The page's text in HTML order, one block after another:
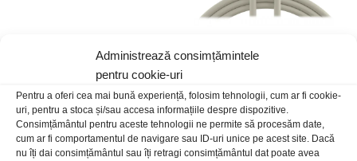
Administrează consimțămintele
pentru cookie-uri
Pentru a oferi cea mai bună experiență, folosim tehnologii, cum ar fi cookie-
uri, pentru a stoca și/sau accesa informațiile despre dispozitive.
Consimțământul pentru aceste tehnologii ne permite să procesăm date,
cum ar fi comportamentul de navigare sau ID-uri unice pe acest site. Dacă
nu îți dai consimțământul sau îți retragi consimțământul dat poate avea